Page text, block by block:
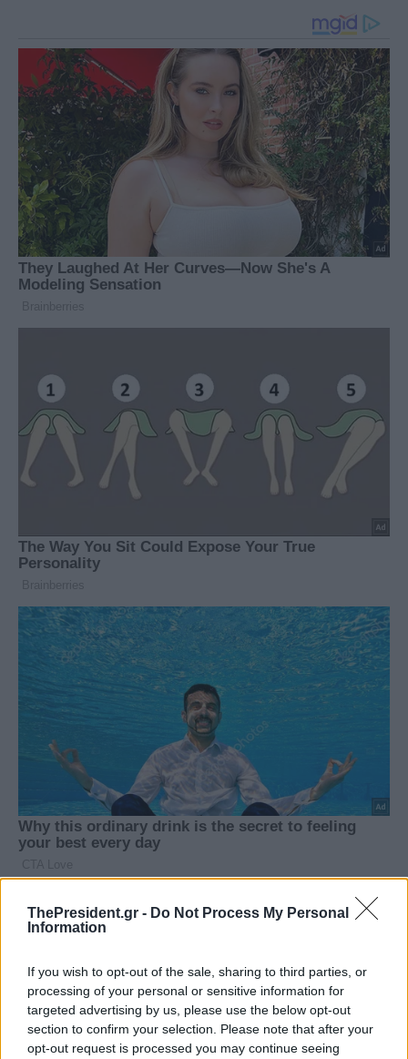
ThePresident.gr - Do Not Process My Personal
Information
If you wish to opt-out of the sale, sharing to third parties, or
processing of your personal or sensitive information for
targeted advertising by us, please use the below opt-out
section to confirm your selection. Please note that after your
opt-out request is processed you may continue seeing